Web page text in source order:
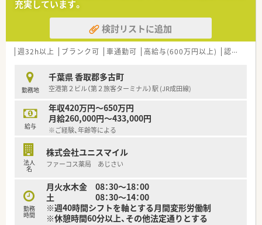
ポートもしていただける環境です。eラーニング全額補助制度あ
り！
＜充実・安定した働きやすさ＞
■有休消化約90％！残業が月平均2時間程とほぼ無し！
■育児休暇の復帰率100％！
■薬剤師1人当たり、25枚程の人員配置でご負担なくご就業いた
だけます。
■取締役が人事として、親身になって相談にのってくれる環境で
す。
■離職率が2％未満で定着率◎長く働いていける企業です。
充実しています。
検討リストに追加
週32h以上 ブランク可 車通勤可 高給与(600万円以上) 認定薬剤師取得支援あり
勤務地
千葉県 香取郡多古町
空港第２ビル（第２旅客ターミナル）駅 (JR成田線)
給与
年収420万円～650万円
月給260,000円～433,000円
※ご経験、年齢等による
法人
名
株式会社ユニスマイル
ファーコス薬局 あじさい
勤務
時間
月火水木金 08：30～18：00
土 08：30～14：00
※週40時間シフトを軸とする月間変形労働制
※休憩時間60分以上、その他法定通りとする